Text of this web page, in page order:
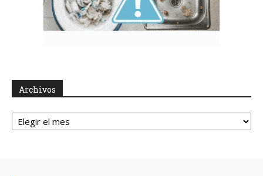
Archivos
Archivos